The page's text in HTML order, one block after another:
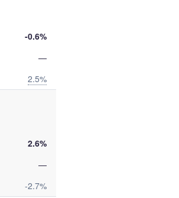
-0.6%
—
2.5%
2.6%
—
-2.7%